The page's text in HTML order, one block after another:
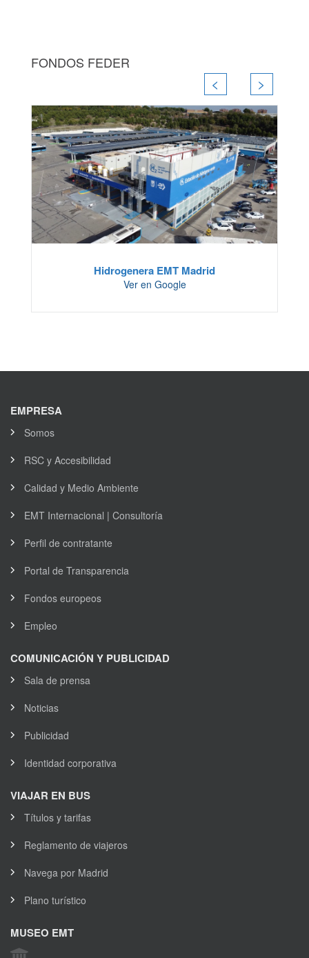
FONDOS FEDER
Hidrogenera EMT Madrid
Ver en Google
< >
EMPRESA
Somos
RSC y Accesibilidad
Calidad y Medio Ambiente
EMT Internacional | Consultoría
Perfil de contratante
Portal de Transparencia
Fondos europeos
Empleo
COMUNICACIÓN Y PUBLICIDAD
Sala de prensa
Noticias
Publicidad
Identidad corporativa
VIAJAR EN BUS
Títulos y tarifas
Reglamento de viajeros
Navega por Madrid
Plano turístico
MUSEO EMT